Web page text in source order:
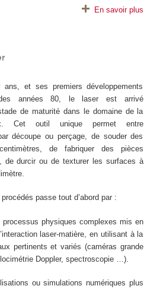
En savoir plus
et ses premiers développements
années 80, le laser est arrivé
de maturité dans le domaine de la
Cet outil unique permet entre
découpe ou perçage, de souder des
de fabriquer des pièces
de durcir ou de texturer les surfaces à
passe tout d’abord par :
processus physiques complexes mis en
laser-matière, en utilisant à la
pertinents et variés (caméras grande
Doppler, spectroscopie …).
ou simulations numériques plus